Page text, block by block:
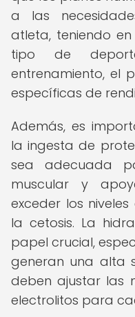
a las
atleta, teniendo
tipo de
entrenamiento, el
específicas de
Además, es
la ingesta de
sea adecuada
muscular y
exceder los
la cetosis. La
papel crucial,
generan una alta
deben ajustar las
electrolitos para